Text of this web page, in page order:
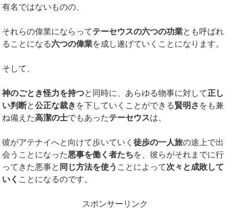
有名ではないものの、
それらの偉業にならってテーセウスの六つの功業とも呼ばれ
ることになる六つの偉業を成し遂げていくことになります。
そして、
神のごとき怪力を持つと同時に、あらゆる物事に対して正し
い判断と公正な裁き を下していくことができる賢明さ をも兼
ね備えた高潔の士でもあったテーセウスは、
彼がアテナイへと向けて歩いていく徒歩の一人旅の途上で出
会うことになった悪事を働く者たちを、彼らがそれまでに行
ってきた悪事と 同じ方法を使う ことによって次々と成敗して
いく ことになるのです。
スポンサーリンク